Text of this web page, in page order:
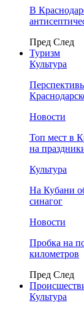
В
Пред След
Туризм
Культура
Новости
Топ мест в
на
Культура
На Кубани
синагог
Новости
Пробка на
километров
Пред След
Культура